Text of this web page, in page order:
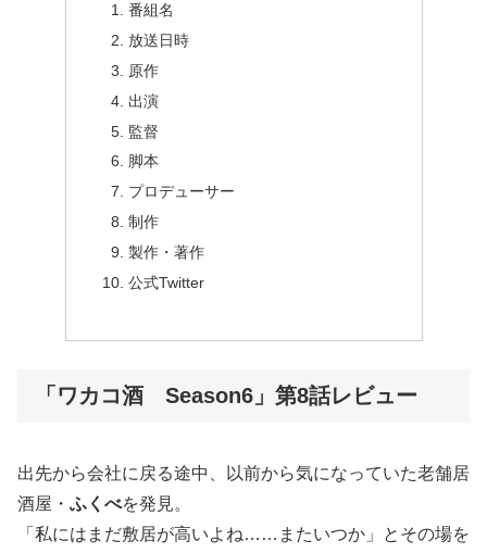
番組名
放送日時
原作
出演
監督
脚本
プロデューサー
制作
製作・著作
公式Twitter
「ワカコ酒 Season6」第8話レビュー
出先から会社に戻る途中、以前から気になっていた老舗居
酒屋・ ふくべを発見。
「私にはまだ敷居が高いよね……またいつか」とその場を